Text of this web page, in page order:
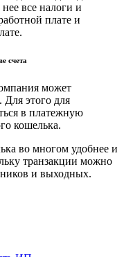
все налоги и
плате и
счета
может
Для этого для
в платежную
кошелька.
во многом удобнее и
транзакции можно
и выходных.